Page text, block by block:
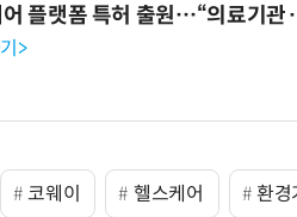
플랫폼 특허 출원…“의료기관
>
코웨이 헬스케어 환경